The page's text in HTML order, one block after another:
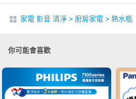
家電 影音 清淨 > 廚房家電 > 熱水瓶
你可能會喜歡